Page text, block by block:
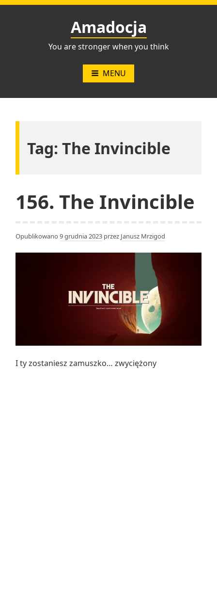
Przejdź
Amadocja
You are stronger when you think
MENU
Tag: The Invincible
156. The Invincible
Opublikowano 9 grudnia 2023 przez Janusz Mrzigod
I ty zostaniesz zamuszko… zwyciężony